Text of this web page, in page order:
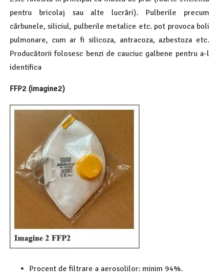
pentru bricolaj sau alte lucrări). Pulberile precum
cărbunele, siliciul, pulberile metalice etc. pot provoca boli
pulmonare, cum ar fi silicoza, antracoza, azbestoza etc.
Producătorii folosesc benzi de cauciuc galbene pentru a-l
identifica
FFP2 (imagine2)
Procent de filtrare a aerosolilor: minim 94%.